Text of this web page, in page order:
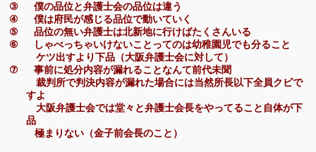
③
僕の品位と弁護士会の品位は違う
④
僕は府民が感じる品位で動いていく
⑤
品位の無い弁護士は北新地に行けばたくさんいる
⑥
しゃべっちゃいけないことってのは幼稚園児でも分ること
ケツ出すより下品（大阪弁護士会に対して）
⑦
事前に処分内容が漏れることなんて前代未聞
裁判所で判決内容が漏れた場合には当然所長以下全員クビで
すよ
大阪弁護士会では堂々と弁護士会長をやってること自体が下
品
極まりない（金子前会長のこと）